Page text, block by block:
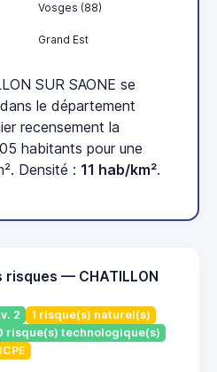
Vosges (88)
Grand Est
SUR SAONE se
le département
recensement la
habitants pour une
Densité : 11 hab/km².
— CHATILLON
2
1 risque(s) naturel(s)
risque(s) technologique(s)